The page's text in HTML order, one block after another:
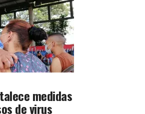
medidas
de virus